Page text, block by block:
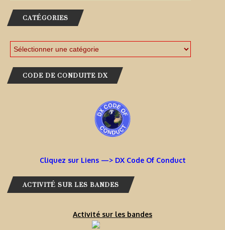
CATÉGORIES
CODE DE CONDUITE DX
Cliquez sur Liens —> DX Code Of Conduct
ACTIVITÉ SUR LES BANDES
Activité sur les bandes